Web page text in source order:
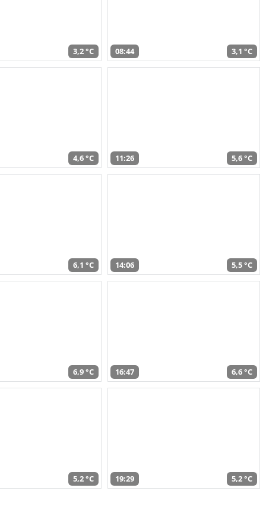
3,2 °C 08:44 3,1 °C
4,6 °C 11:26 5,6 °C
6,1 °C 14:06 5,5 °C
6,9 °C 16:47 6,6 °C
5,2 °C 19:29 5,2 °C